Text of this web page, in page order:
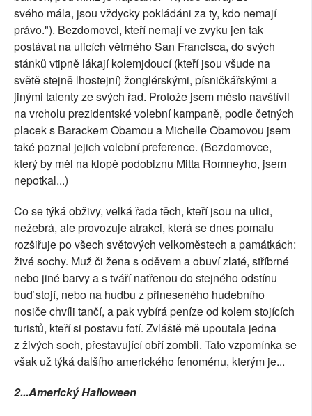
svého mála, jsou vždycky pokládáni za ty, kdo nemají
právo."). Bezdomovci, kteří nemají ve zvyku jen tak
postávat na ulicích větrného San Francisca, do svých
stánků vtipně lákají kolemjdoucí (kteří jsou všude na
světě stejně lhostejní) žonglérskými, písničkářskými a
jinými talenty ze svých řad. Protože jsem město navštívil
na vrcholu prezidentské volební kampaně, podle četných
placek s Barackem Obamou a Michelle Obamovou jsem
také poznal jejich volební preference. (Bezdomovce,
který by měl na klopě podobiznu Mitta Romneyho, jsem
nepotkal...)
Co se týká obživy, velká řada těch, kteří jsou na ulici,
nežebrá, ale provozuje atrakci, která se dnes pomalu
rozšiřuje po všech světových velkoměstech a památkách:
živé sochy. Muž či žena s oděvem a obuví zlaté, stříbrné
nebo jiné barvy a s tváří natřenou do stejného odstínu
buď stojí, nebo na hudbu z přineseného hudebního
nosiče chvíli tančí, a pak vybírá peníze od kolem stojících
turistů, kteří si postavu fotí. Zvláště mě upoutala jedna
z živých soch, přestavující obří zombii. Tato vzpomínka se
však už týká dalšího amerického fenoménu, kterým je...
2...Americký Halloween